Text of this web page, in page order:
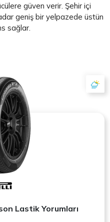
güven verir. Şehir içi
geniş bir yelpazede üstün
sağlar.
Lastik Yorumları